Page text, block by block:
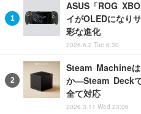
ASUS「ROG
イがOLEDになり
彩な進化
2026.6.2 Tue 6:30
Steam Machineは
か―Steam Deckで
全て対応
2026.3.11 Wed 23:06